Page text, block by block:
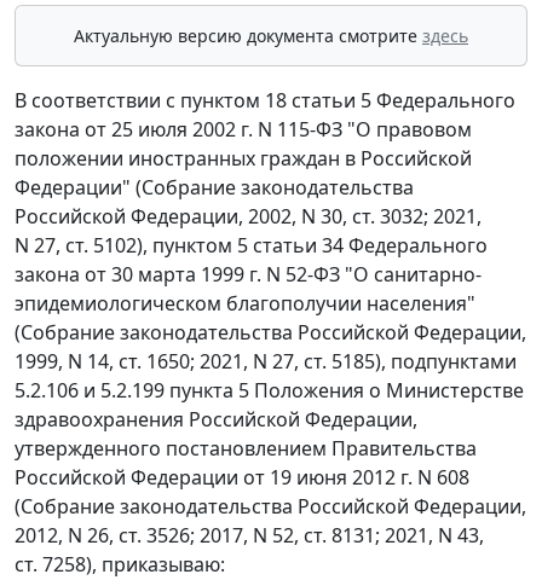
Актуальную версию документа смотрите здесь
В соответствии с пунктом 18 статьи 5 Федерального
закона от 25 июля 2002 г. N 115-ФЗ "О правовом
положении иностранных граждан в Российской
Федерации" (Собрание законодательства
Российской Федерации, 2002, N 30, ст. 3032; 2021,
N 27, ст. 5102), пунктом 5 статьи 34 Федерального
закона от 30 марта 1999 г. N 52-ФЗ "О санитарно-
эпидемиологическом благополучии населения"
(Собрание законодательства Российской Федерации,
1999, N 14, ст. 1650; 2021, N 27, ст. 5185), подпунктами
5.2.106 и 5.2.199 пункта 5 Положения о Министерстве
здравоохранения Российской Федерации,
утвержденного постановлением Правительства
Российской Федерации от 19 июня 2012 г. N 608
(Собрание законодательства Российской Федерации,
2012, N 26, ст. 3526; 2017, N 52, ст. 8131; 2021, N 43,
ст. 7258), приказываю: